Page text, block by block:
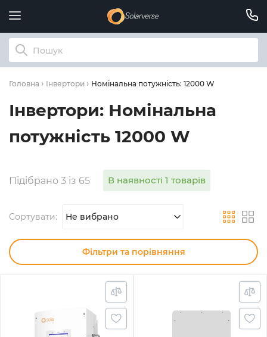
Головна Інвертори Номінальна потужність: 12000 W
Інвертори: Номінальна
потужність 12000 W
Підібрано 3 із 65 В наявності 1 товарів
Сортувати: Не вибрано
Фільтри та порівняння